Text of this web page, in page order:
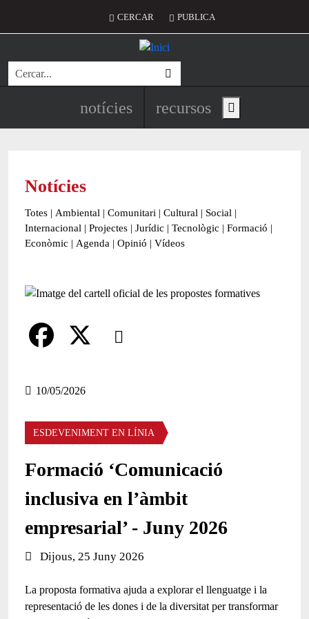
Menú del compte d'usuari
CERCAR PUBLICA
Cerca
Navegació principal de
notícies recursos Show main menu
Notícies
Totes | Ambiental | Comunitari | Cultural | Social |
Internacional | Projectes | Jurídic | Tecnològic | Formació |
Econòmic | Agenda | Opinió | Vídeos
Comparteix
a
b
k
10/05/2026
ESDEVENIMENT EN LÍNIA
Formació ‘Comunicació
inclusiva en l’àmbit
empresarial’ - Juny 2026
Data de l'esdeveniment:
Dijous, 25 Juny 2026
La proposta formativa ajuda a explorar el llenguatge i la
representació de les dones i de la diversitat per transformar